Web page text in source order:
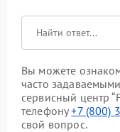
Вы можете
часто
сервисный центр
телефону+7 (800)
свой вопрос.